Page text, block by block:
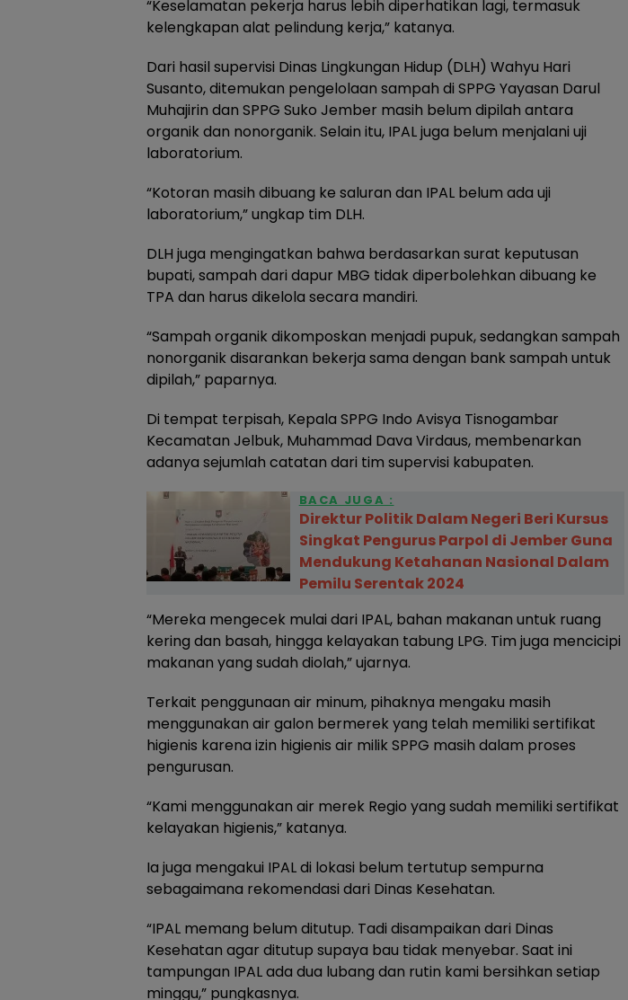
“Keselamatan pekerja harus lebih diperhatikan lagi, termasuk
kelengkapan alat pelindung kerja,” katanya.
Dari hasil supervisi Dinas Lingkungan Hidup (DLH) Wahyu Hari
Susanto, ditemukan pengelolaan sampah di SPPG Yayasan Darul
Muhajirin dan SPPG Suko Jember masih belum dipilah antara
organik dan nonorganik. Selain itu, IPAL juga belum menjalani uji
laboratorium.
“Kotoran masih dibuang ke saluran dan IPAL belum ada uji
laboratorium,” ungkap tim DLH.
DLH juga mengingatkan bahwa berdasarkan surat keputusan
bupati, sampah dari dapur MBG tidak diperbolehkan dibuang ke
TPA dan harus dikelola secara mandiri.
“Sampah organik dikomposkan menjadi pupuk, sedangkan sampah
nonorganik disarankan bekerja sama dengan bank sampah untuk
dipilah,” paparnya.
Di tempat terpisah, Kepala SPPG Indo Avisya Tisnogambar
Kecamatan Jelbuk, Muhammad Dava Virdaus, membenarkan
adanya sejumlah catatan dari tim supervisi kabupaten.
BACA JUGA :
Direktur Politik Dalam Negeri Beri Kursus
Singkat Pengurus Parpol di Jember Guna
Mendukung Ketahanan Nasional Dalam
Pemilu Serentak 2024
“Mereka mengecek mulai dari IPAL, bahan makanan untuk ruang
kering dan basah, hingga kelayakan tabung LPG. Tim juga mencicipi
makanan yang sudah diolah,” ujarnya.
Terkait penggunaan air minum, pihaknya mengaku masih
menggunakan air galon bermerek yang telah memiliki sertifikat
higienis karena izin higienis air milik SPPG masih dalam proses
pengurusan.
“Kami menggunakan air merek Regio yang sudah memiliki sertifikat
kelayakan higienis,” katanya.
Ia juga mengakui IPAL di lokasi belum tertutup sempurna
sebagaimana rekomendasi dari Dinas Kesehatan.
“IPAL memang belum ditutup. Tadi disampaikan dari Dinas
Kesehatan agar ditutup supaya bau tidak menyebar. Saat ini
tampungan IPAL ada dua lubang dan rutin kami bersihkan setiap
minggu,” pungkasnya.